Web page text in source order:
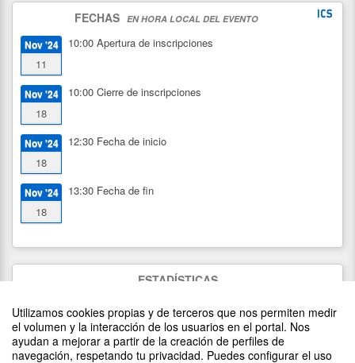
Utilizamos cookies propias y de terceros que nos permiten medir
el volumen y la interacción de los usuarios en el portal. Nos
ayudan a mejorar a partir de la creación de perfiles de
navegación, respetando tu privacidad. Puedes configurar el uso
FECHAS EN HORA LOCAL DEL EVENTO
Nov '24
11
10:00 Apertura de inscripciones
Nov '24
18
10:00 Cierre de inscripciones
Nov '24
18
12:30 Fecha de inicio
Nov '24
18
13:30 Fecha de fin
ESTADÍSTICAS
1300visitas
30asistentes( 30confirmados)